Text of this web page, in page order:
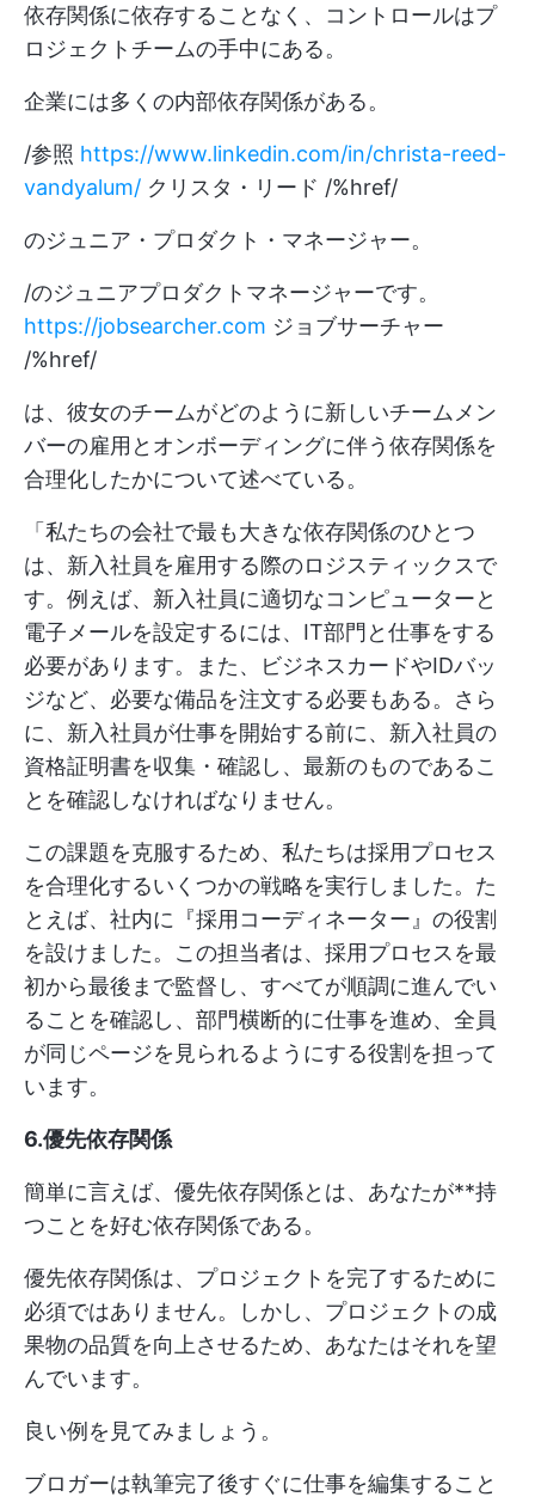
依存関係に依存することなく、コントロールはプ
ロジェクトチームの手中にある。
企業には多くの内部依存関係がある。
/参照 https://www.linkedin.com/in/christa-reed-
vandyalum/ クリスタ・リード /%href/
のジュニア・プロダクト・マネージャー。
/のジュニアプロダクトマネージャーです。
https://jobsearcher.com ジョブサーチャー
/%href/
は、彼女のチームがどのように新しいチームメン
バーの雇用とオンボーディングに伴う依存関係を
合理化したかについて述べている。
「私たちの会社で最も大きな依存関係のひとつ
は、新入社員を雇用する際のロジスティックスで
す。例えば、新入社員に適切なコンピューターと
電子メールを設定するには、IT部門と仕事をする
必要があります。また、ビジネスカードやIDバッ
ジなど、必要な備品を注文する必要もある。さら
に、新入社員が仕事を開始する前に、新入社員の
資格証明書を収集・確認し、最新のものであるこ
とを確認しなければなりません。
この課題を克服するため、私たちは採用プロセス
を合理化するいくつかの戦略を実行しました。た
とえば、社内に『採用コーディネーター』の役割
を設けました。この担当者は、採用プロセスを最
初から最後まで監督し、すべてが順調に進んでい
ることを確認し、部門横断的に仕事を進め、全員
が同じページを見られるようにする役割を担って
います。
6.優先依存関係
簡単に言えば、優先依存関係とは、あなたが**持
つことを好む依存関係である。
優先依存関係は、プロジェクトを完了するために
必須ではありません。しかし、プロジェクトの成
果物の品質を向上させるため、あなたはそれを望
んでいます。
良い例を見てみましょう。
ブロガーは執筆完了後すぐに仕事を編集すること